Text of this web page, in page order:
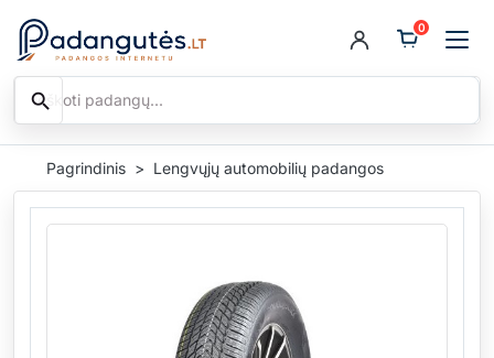
Ieškoti
search
0
Pagrindinis Lengvųjų automobilių padangos